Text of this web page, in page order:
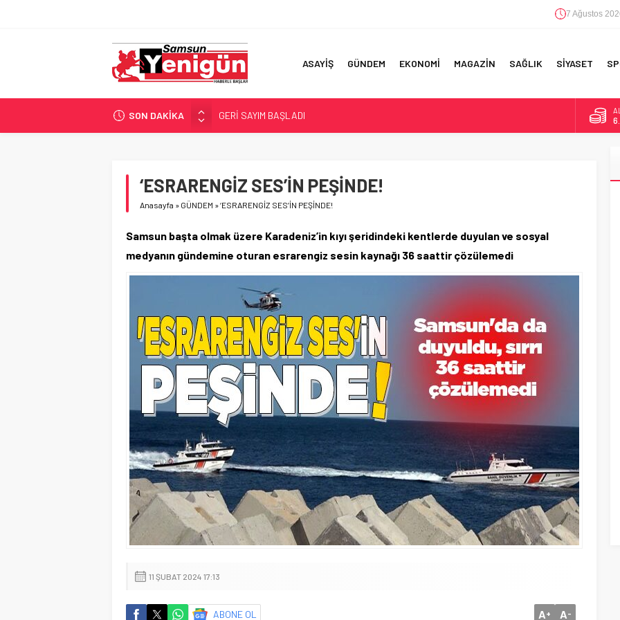
7 Ağustos
ASAYİŞ GÜNDEM EKONOMİ MAGAZİN SAĞLIK SİYASET
SON DAKİKA
GERİ SAYIM BAŞLADI
SAMSUNSPOR’DA HEDEF 5’İNCİLİK!
İŞTE FINDIK FİYATI!
YÖNETİCİ SEÇERKEN YAPILAN EN BÜYÜK HATALAR
‘ESRARENGİZ SES’İN PEŞİNDE!
Anasayfa » GÜNDEM »‘ESRARENGİZ SES’İN PEŞİNDE!
Samsun başta olmak üzere Karadeniz’in kıyı şeridindeki kentlerde duyulan ve sosyal
medyanın gündemine oturan esrarengiz sesin kaynağı 36 saattir çözülemedi
11 ŞUBAT 2024 17:13
ABONE OL A+ A-